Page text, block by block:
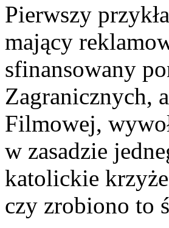
Pierwszy
mający
sfinansowany
Zagranicznych,
Filmowej,
w zasadzie
katolickie
czy zrobiono to